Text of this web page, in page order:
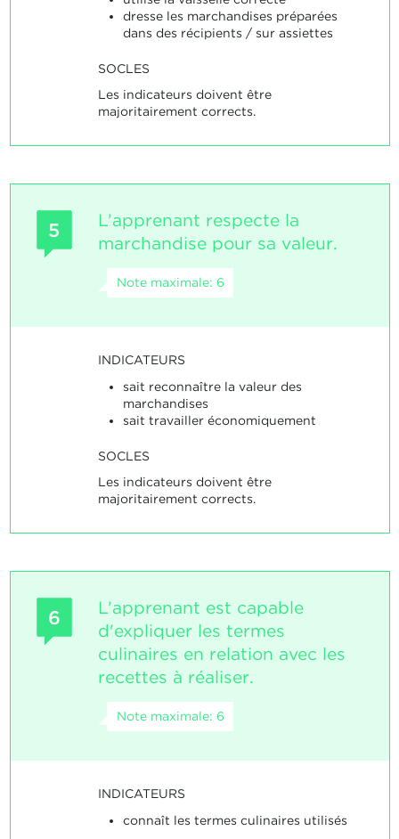
dresse les marchandises préparées
dans des récipients / sur assiettes
SOCLES
Les indicateurs doivent être
majoritairement corrects.
5
L’apprenant respecte la
marchandise pour sa valeur.
Note maximale: 6
INDICATEURS
sait reconnaître la valeur des
marchandises
sait travailler économiquement
SOCLES
Les indicateurs doivent être
majoritairement corrects.
6
L’apprenant est capable
d'expliquer les termes
culinaires en relation avec les
recettes à réaliser.
Note maximale: 6
INDICATEURS
connaît les termes culinaires utilisés